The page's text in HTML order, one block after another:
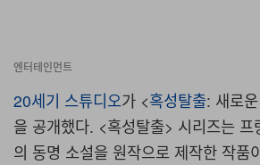
엔터테인먼트
20세기 스튜디오가 <혹성탈출: 새로
을 공개했다. <혹성탈출> 시리즈는
의 동명 소설을 원작으로 제작한 작품